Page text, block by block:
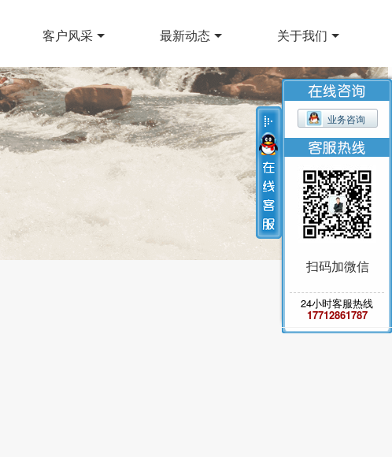
客户风采 最新动态 关于我们
业务咨询
扫码加微信
24小时客服热线
17712861787